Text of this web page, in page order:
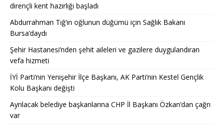
dirençli kent hazırlığı başladı
Abdurrahman Tığ’ın oğlunun düğümü için Sağlık Bakanı
Bursa’daydı
Şehir Hastanesi’nden şehit aileleri ve gazilere duygulandıran
vefa hizmeti
İYİ Parti’nin Yenişehir İlçe Başkanı, AK Parti’nin Kestel Gençlik
Kolu Başkanı değişti
Ayrılacak belediye başkanlarına CHP İl Başkanı Özkan’dan çağrı
var